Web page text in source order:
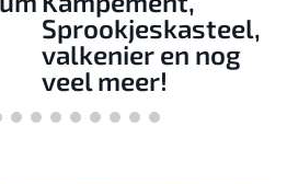
en nog